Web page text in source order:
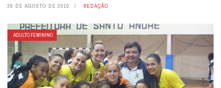
26 DE AGOSTO DE 2010 REDAÇÃO
ADULTO FEMININO